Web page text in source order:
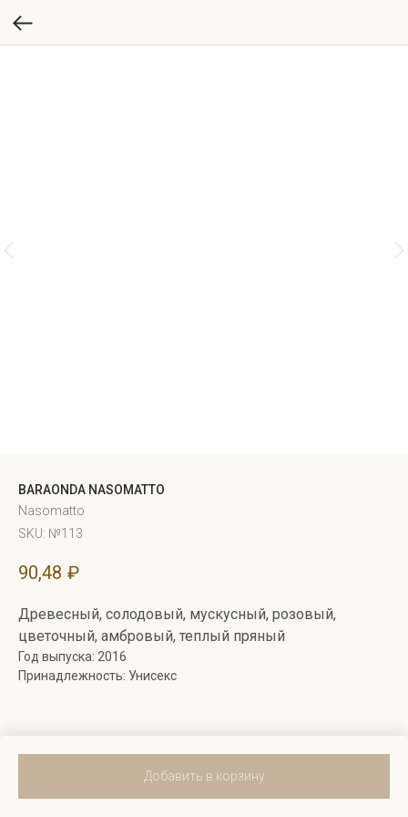
BARAONDA NASOMATTO
Nasomatto
SKU: №113
90,48 ₽
Добавить в корзину
Древесный, солодовый, мускусный, розовый,
цветочный, амбровый, теплый пряный
Год выпуска: 2016
Принадлежность: Унисекс